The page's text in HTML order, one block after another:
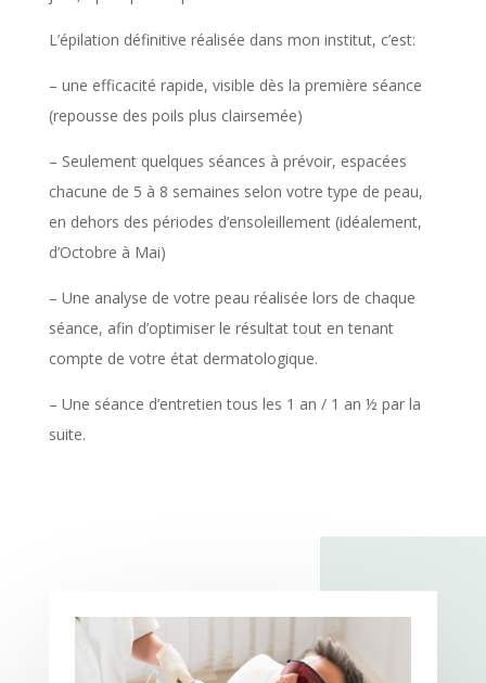
L’épilation définitive réalisée dans mon institut, c’est:
– une efficacité rapide, visible dès la première séance
(repousse des poils plus clairsemée)
– Seulement quelques séances à prévoir, espacées
chacune de 5 à 8 semaines selon votre type de peau,
en dehors des périodes d’ensoleillement (idéalement,
d’Octobre à Mai)
– Une analyse de votre peau réalisée lors de chaque
séance, afin d’optimiser le résultat tout en tenant
compte de votre état dermatologique.
– Une séance d’entretien tous les 1 an / 1 an ½ par la
suite.